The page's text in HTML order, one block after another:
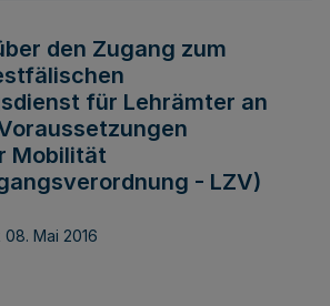
den Zugang zum
für Lehrämter an
Mobilität
- LZV)
08. Mai 2016